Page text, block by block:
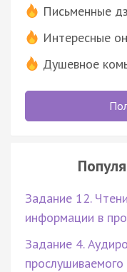
Письменные
Интересные
Душевное
Задание 12.
информации в
Задание 4.
прослушиваемого